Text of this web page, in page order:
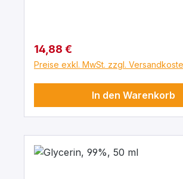
Regulärer Preis:
14,88 €
Preise exkl. MwSt. zzgl.
In den Warenkorb